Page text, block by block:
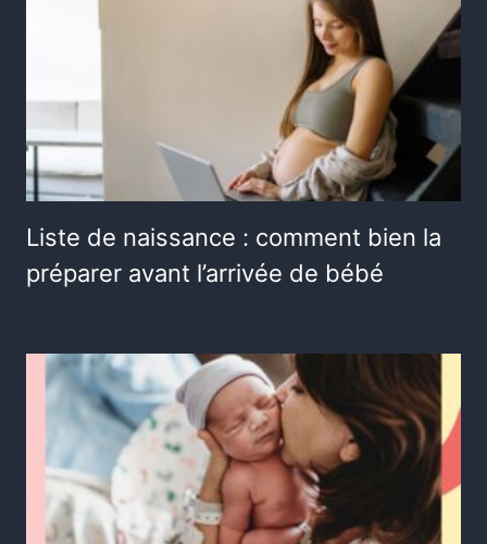
Liste de naissance : comment bien la
préparer avant l’arrivée de bébé